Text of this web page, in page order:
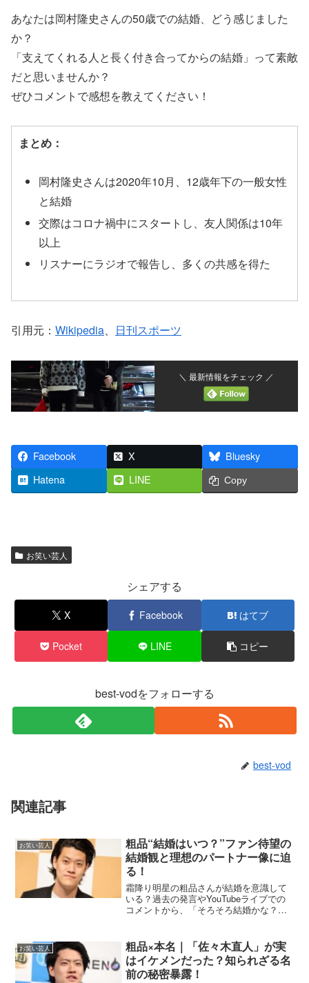
あなたは岡村隆史さんの50歳での結婚、どう感じました
か？
「支えてくれる人と長く付き合ってからの結婚」って素敵
だと思いませんか？
ぜひコメントで感想を教えてください！
まとめ：
岡村隆史さんは2020年10月、12歳年下の一般女性
と結婚
交際はコロナ禍中にスタートし、友人関係は10年
以上
リスナーにラジオで報告し、多くの共感を得た
引用元： Wikipedia、 日刊スポーツ
＼ 最新情報をチェック ／
Facebook X
Bluesky
Hatena
LINE Copy
お笑い芸人
シェアする
X Facebook はてブ
Pocket LINE コピー
best-vodをフォローする
best-vod
関連記事
お笑い芸人
粗品“結婚はいつ？”ファン待望の
結婚観と理想のパートナー像に迫
る！
霜降り明星の粗品さんが結婚を意識して
いる？過去の発言やYouTubeライブでの
コメントから、「そろそろ結婚かな？」
やすく整理しました！話題の背景・概要
粗品さんは**...
お笑い芸人
粗品×本名｜「佐々木直人」が実
はイケメンだった？知られざる名
前の秘密暴露！